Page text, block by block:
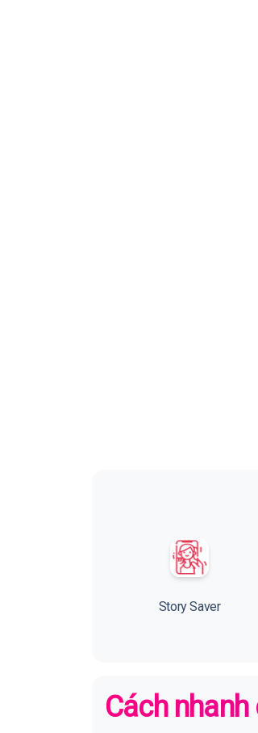
Story Saver
Cách